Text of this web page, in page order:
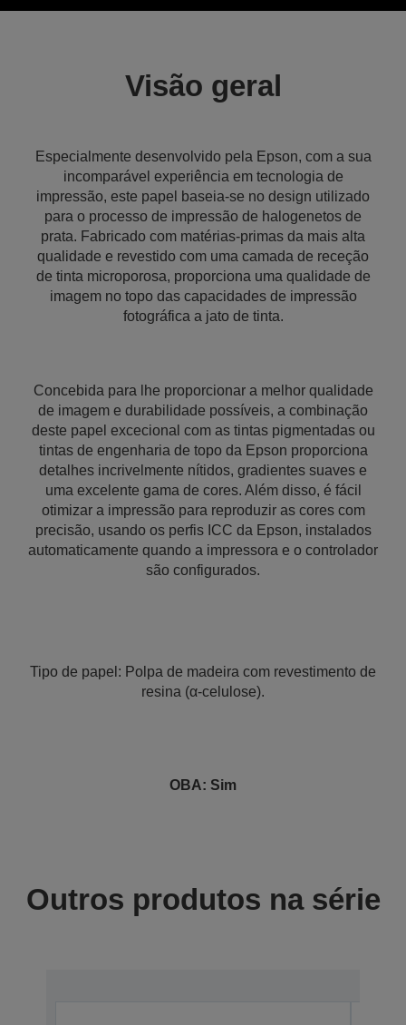
Visão geral
Especialmente desenvolvido pela Epson, com a sua
incomparável experiência em tecnologia de
impressão, este papel baseia-se no design utilizado
para o processo de impressão de halogenetos de
prata. Fabricado com matérias-primas da mais alta
qualidade e revestido com uma camada de receção
de tinta microporosa, proporciona uma qualidade de
imagem no topo das capacidades de impressão
fotográfica a jato de tinta.
Concebida para lhe proporcionar a melhor qualidade
de imagem e durabilidade possíveis, a combinação
deste papel excecional com as tintas pigmentadas ou
tintas de engenharia de topo da Epson proporciona
detalhes incrivelmente nítidos, gradientes suaves e
uma excelente gama de cores. Além disso, é fácil
otimizar a impressão para reproduzir as cores com
precisão, usando os perfis ICC da Epson, instalados
automaticamente quando a impressora e o controlador
são configurados.
Tipo de papel: Polpa de madeira com revestimento de
resina (α-celulose).
OBA: Sim
Outros produtos na série